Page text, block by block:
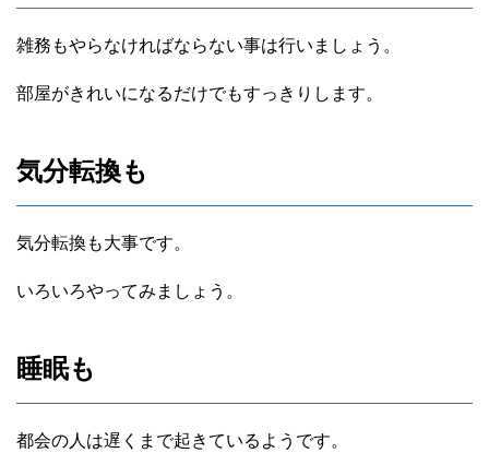
雑務もやらなければならない事は行いましょう。
部屋がきれいになるだけでもすっきりします。
気分転換も
気分転換も大事です。
いろいろやってみましょう。
睡眠も
都会の人は遅くまで起きているようです。